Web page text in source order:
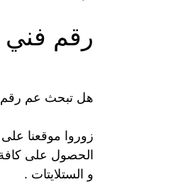
رقم فني
هل تبحث عم رقم
زوروا موقعنا
الحصول على
و الستلايتات .